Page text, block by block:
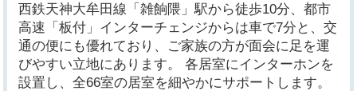
西鉄天神大牟田線「雑餉隈」駅から徒歩10分、都市
高速「板付」インターチェンジからは車で7分と、交
通の便にも優れており、ご家族の方が面会に足を運
びやすい立地にあります。 各居室にインターホンを
設置し、全66室の居室を細やかにサポートします。